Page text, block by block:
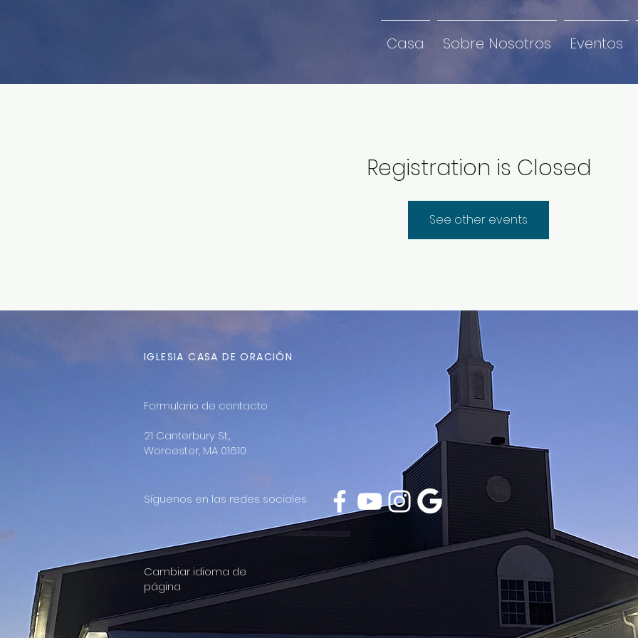
Casa Sobre Nosotros Eventos
Registration is Closed
See other events
IGLESIA CASA DE ORACIÓN
Formulario de contacto
21 Canterbury St.,
Worcester, MA 01610
Síguenos en las redes sociales
Cambiar idioma de
página